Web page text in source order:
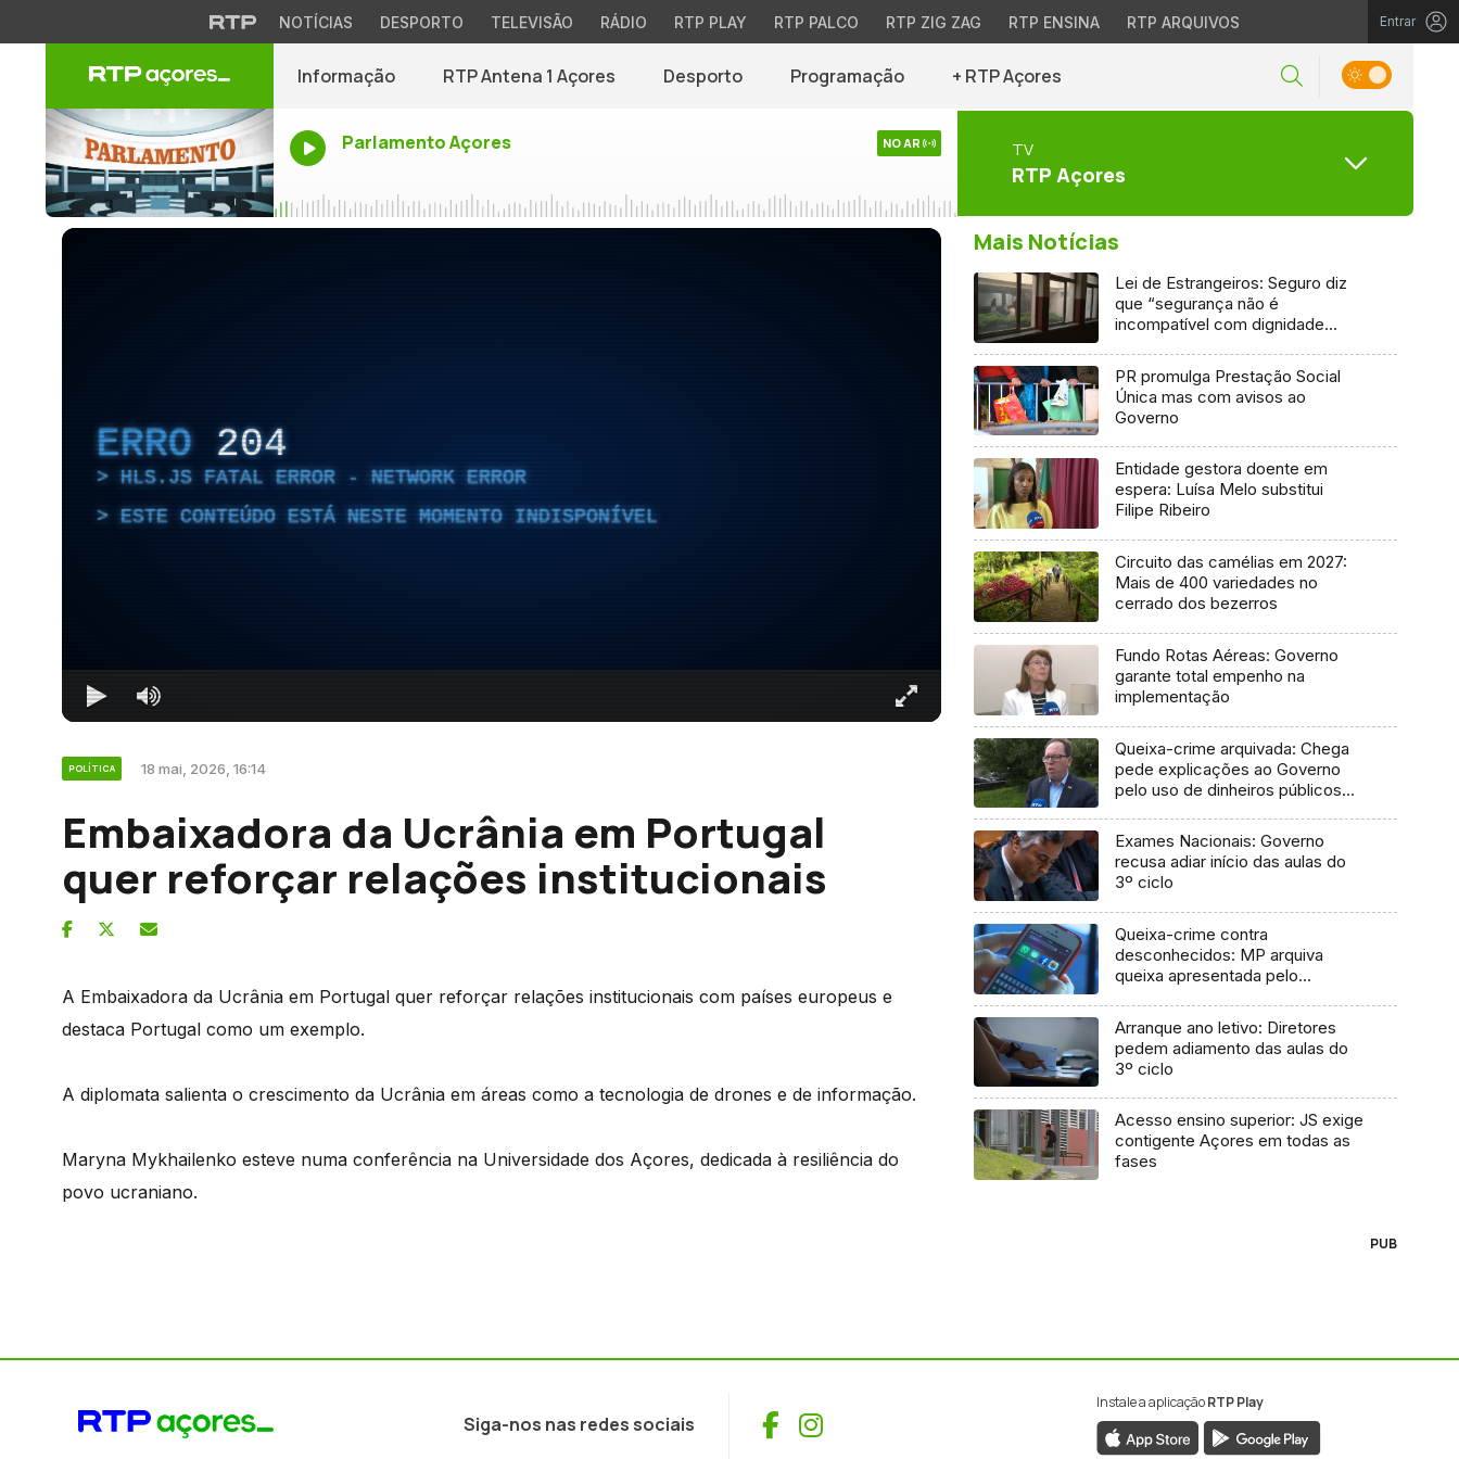
NOTÍCIAS DESPORTO TELEVISÃO RÁDIO RTP PLAY RTP PALCO RTP ZIG ZAG RTP ENSINA RTP ARQUIVOS Entrar
Informação RTP Antena 1 Açores Desporto Programação + RTP Açores
Parlamento Açores NO AR TV
RTP Açores
ERRO 204
HLS.JS FATAL ERROR - NETWORK ERROR
ESTE CONTEÚDO ESTÁ NESTE MOMENTO INDISPONÍVEL
POLÍTICA 18 mai, 2026, 16:14
Embaixadora da Ucrânia em Portugal
quer reforçar relações institucionais
A Embaixadora da Ucrânia em Portugal quer reforçar relações institucionais com países europeus e
destaca Portugal como um exemplo.
A diplomata salienta o crescimento da Ucrânia em áreas como a tecnologia de drones e de informação.
Maryna Mykhailenko esteve numa conferência na Universidade dos Açores, dedicada à resiliência do
povo ucraniano.
Mais Notícias
Lei de Estrangeiros: Seguro diz
que “segurança não é
incompatível com dignidade
PR promulga Prestação Social
Única mas com avisos ao
Governo
Entidade gestora doente em
espera: Luísa Melo substitui
Filipe Ribeiro
Circuito das camélias em 2027:
Mais de 400 variedades no
cerrado dos bezerros
Fundo Rotas Aéreas: Governo
garante total empenho na
implementação
Queixa-crime arquivada: Chega
pede explicações ao Governo
pelo uso de dinheiros públicos
Exames Nacionais: Governo
recusa adiar início das aulas do
3º ciclo
Queixa-crime contra
desconhecidos: MP arquiva
queixa apresentada pelo
Arranque ano letivo: Diretores
pedem adiamento das aulas do
3º ciclo
Acesso ensino superior: JS exige
contigente Açores em todas as
fases
PUB
Siga-nos nas redes sociais Facebook
Instagram
Instale a aplicaçãoRTP Play